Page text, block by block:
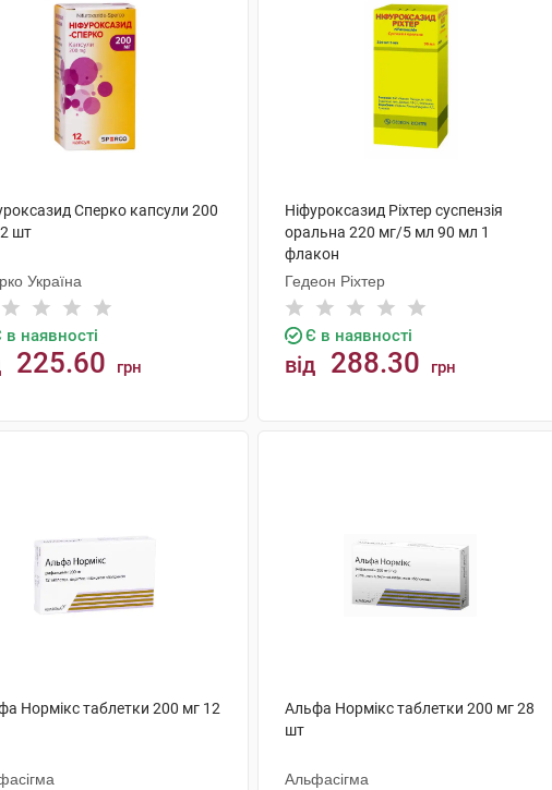
Сперко капсули 200
шт
Україна
в наявності
225.60 грн
Ніфуроксазид Ріхтер суспензія
оральна 220 мг/5 мл 90 мл 1
флакон
Гедеон Ріхтер
Є в наявності
від 288.30 грн
Нормікс таблетки 200 мг 12
Альфа Нормікс таблетки 200 мг 28
шт
Альфасігма